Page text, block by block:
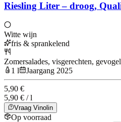
Riesling Liter – droog,
Witte wijn
fris & sprankelend
Zomersalades, visgerechten,
1 l
Jaargang 2025
5,90 €
5,90 € / l
Vraag Vinolin
Op voorraad